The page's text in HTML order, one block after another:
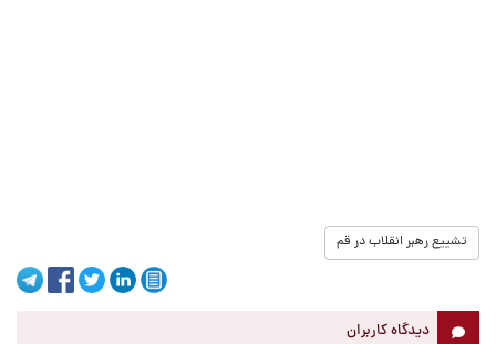
تشییع رهبر انقلاب در قم
دیدگاه کاربران